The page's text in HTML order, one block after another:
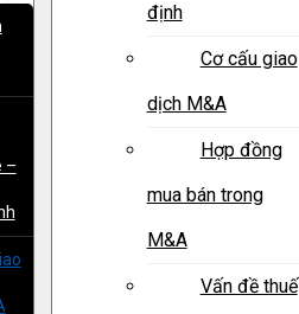
–
định
Cơ cấu giao
dịch M&A
Hợp đồng
mua bán trong
M&A
Vấn đề thuế